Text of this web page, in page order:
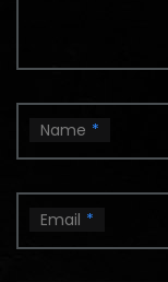
Name *
Email *